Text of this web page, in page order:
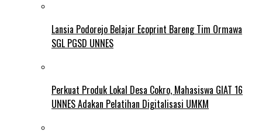
Lansia Podorejo Belajar Ecoprint Bareng Tim Ormawa
SGL PGSD UNNES
Perkuat Produk Lokal Desa Cokro, Mahasiswa GIAT 16
UNNES Adakan Pelatihan Digitalisasi UMKM